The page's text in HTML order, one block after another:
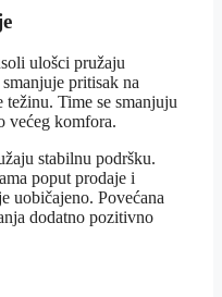
ulošci pružaju
pritisak na
težinu. Time se smanjuju
većeg komfora.
stabilnu podršku.
poput prodaje i
uobičajeno. Povećana
dodatno pozitivno